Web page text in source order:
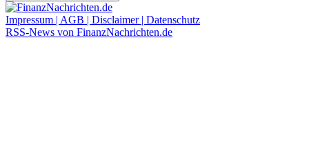
Impressum | AGB | Disclaimer | Datenschutz
RSS-News von FinanzNachrichten.de